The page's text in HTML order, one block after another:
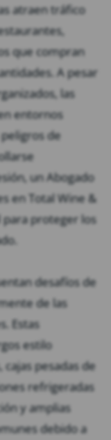
atraen tráfico
que compran
A pesar
las
entornos
de
un Abogado
en Total Wine &
proteger los
desafíos de
de las
Estas
estilo
pesadas de
refrigeradas
y amplias
debido a